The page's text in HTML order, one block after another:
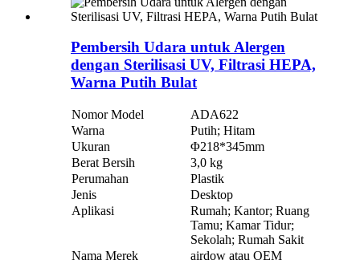
Pembersih Udara untuk Alergen
dengan Sterilisasi UV, Filtrasi HEPA,
Warna Putih Bulat
Nomor Model
ADA622
Warna
Putih; Hitam
Ukuran
Φ218*345mm
Berat Bersih
3,0 kg
Perumahan
Plastik
Jenis
Desktop
Aplikasi
Rumah; Kantor; Ruang
Tamu; Kamar Tidur;
Sekolah; Rumah Sakit
Nama Merek
airdow atau OEM